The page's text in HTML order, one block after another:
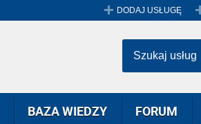
DODAJ USŁUGĘ
BAZA WIEDZY FORUM
Szukaj usług